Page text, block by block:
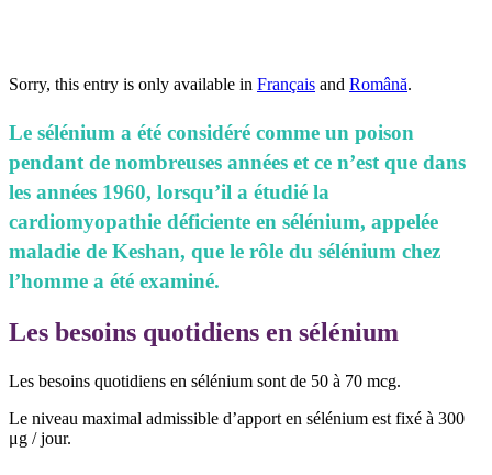
Sorry, this entry is only available in Français and Română.
Le sélénium a été considéré comme un poison
pendant de nombreuses années et ce n’est que dans
les années 1960, lorsqu’il a étudié la
cardiomyopathie déficiente en sélénium, appelée
maladie de Keshan, que le rôle du sélénium chez
l’homme a été examiné.
Les besoins quotidiens en sélénium
Les besoins quotidiens en sélénium sont de 50 à 70 mcg.
Le niveau maximal admissible d’apport en sélénium est fixé à 300
μg / jour.